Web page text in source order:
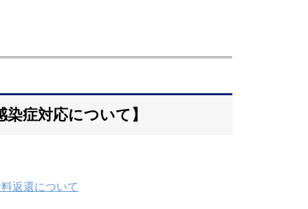
症対応について】
返還について